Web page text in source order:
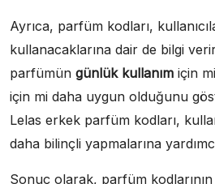
Ayrıca, parfüm kodları,
kullanacaklarına dair de bilgi
parfümün günlük kullanım için
için mi daha uygun olduğunu
Lelas erkek parfüm kodları,
daha bilinçli yapmalarına
Sonuç olarak, parfüm